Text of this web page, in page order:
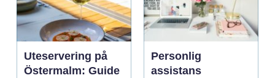
Uteservering på
Östermalm: Guide
Personlig
assistans